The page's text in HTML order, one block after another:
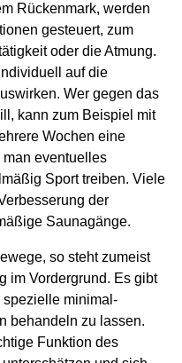
Rückenmark, werden
gesteuert, zum
oder die Atmung.
auf die
Wer gegen das
kann zum Beispiel mit
Wochen eine
man eventuelles
Sport treiben. Viele
der
Saunagänge.
so steht zumeist
im Vordergrund. Es gibt
spezielle minimal-
behandeln zu lassen.
Funktion des